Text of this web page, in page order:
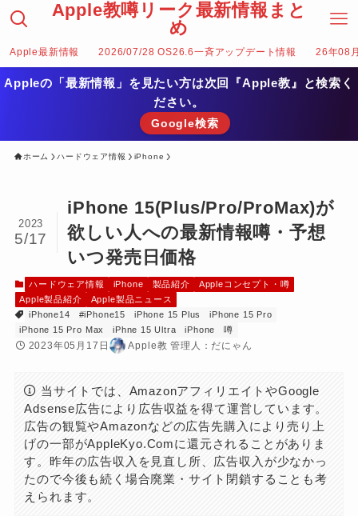
Apple教噂リーク最新情報まと
め
Apple最新情報 2026/07/28 OS26.6一斉アップデート情報 26年08
Appleの「最新情報」を見たい方は次回『Apple教』と検索く
ださい。
Google検索
ホーム ハードウェア情報 iPhone
iPhone 15(Plus/Pro/ProMax)が
欲しい人への最新情報噂・予想
いつ発売日価格
2023
5/17
ハードウェア情報 iPhone 製品紹介
Appleコンセプト・噂
Apple製品紹介
Apple製品ニュース
iPhone14
#iPhone15 iPhone 15 Plus
iPhone 15 Pro
iPhone 15 Pro Max
iPhne 15 Ultra iPhone 噂
2023年05月17日 Apple教 管理人：だにゃん
当サイトでは、AmazonアフィリエイトやGoogle
Adsense広告により広告収益を得て運営しています。
広告の観覧やAmazonなどの広告先購入により売り上
げの一部がAppleKyo.Comに還元されることがありま
す。昨年の広告収入を見直し所、広告収入が少なかっ
たので今後も続く場合廃業・サイト閉鎖することも考
えられます。